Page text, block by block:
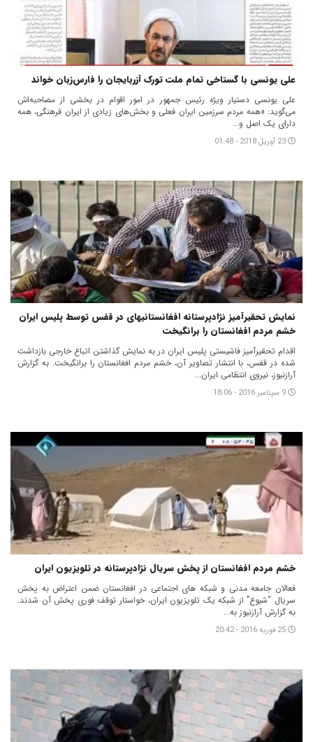
علی یونسی با گستاخی تمام ملت تورک آزربایجان را فارس‌زبان خواند
علی یونسی دستیار ویژه رئیس جمهور در امور اقوام در بخشی از مصاحبه‌اش
می‌گوید: «همه مردم سرزمین ایران فعلی و بخش‌های زیادی از ایران فرهنگی، همه
دارای یک اصل و...
23 آوریل 2018 - 01:48
نمایش تحقیرآمیز نژادپرستانه افغانستانیهای در قفس توسط پلیس ایران
خشم مردم افغانستان را برانگیخت
اقدام تحقیرآمیز فاشیستی پلیس ایران در به نمایش گذاشتن اتباع خارجی بازداشت
شده در قفس، با انتشار تصاویر آن، خشم مردم افغانستان را برانگیخت. به گزارش
آرازنیوز، نیروی انتظامی ایران...
9 سپتامبر 2016 - 18:06
خشم مردم افغانستان از پخش سریال نژادپرستانه در تلویزیون ایران
فعالان جامعه مدنی و شبکه های اجتماعی در افغانستان ضمن اعتراض به پخش
سریال “شیوع” از شبکه یک تلویزیون ایران، خواستار توقف فوری پخش آن شدند.
به گزارش آرازنیوز به...
25 فوریه 2016 - 20:42